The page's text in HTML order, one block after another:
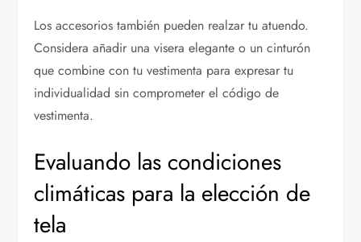
Los accesorios también pueden realzar tu atuendo.
Considera añadir una visera elegante o un cinturón
que combine con tu vestimenta para expresar tu
individualidad sin comprometer el código de
vestimenta.
Evaluando las condiciones
climáticas para la elección de
tela